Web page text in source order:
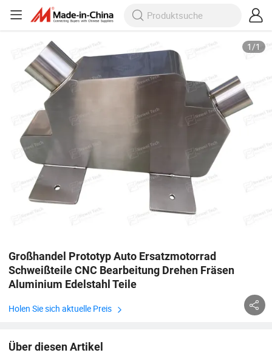
1/1
Großhandel Prototyp Auto Ersatzmotorrad
Schweißteile CNC Bearbeitung Drehen Fräsen
Aluminium Edelstahl Teile
Holen Sie sich aktuelle Preis
Über diesen Artikel